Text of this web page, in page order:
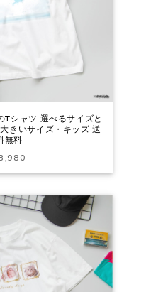
Tシャツ 選べるサイズと
きいサイズ・キッズ 送
無料